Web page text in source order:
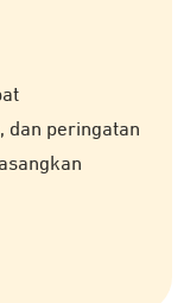
dan peringatan